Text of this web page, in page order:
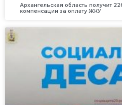
Архангельская область получит
компенсации за оплату ЖКУ